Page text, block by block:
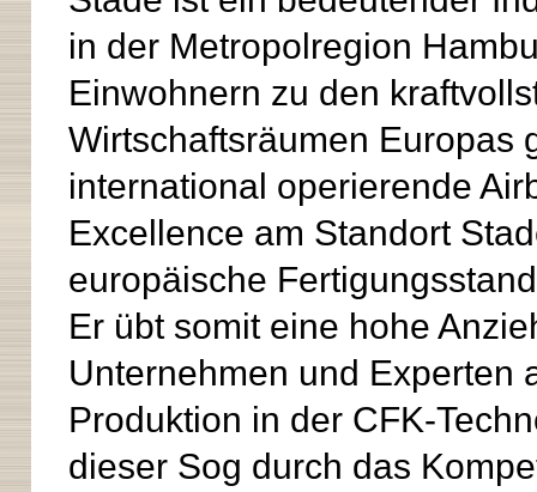
in der Metropolregion
Einwohnern zu den
Wirtschaftsräumen Europas
international operierende
Excellence am Standort
europäische
Er übt somit eine hohe
Unternehmen und Experten
Produktion in der CFK-
dieser Sog durch das